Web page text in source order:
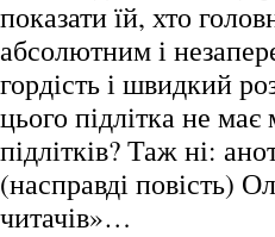
показати їй, хто
абсолютним і
гордість і швидкий
цього підлітка не
підлітків? Таж ні:
(насправді повість)
читачів»…